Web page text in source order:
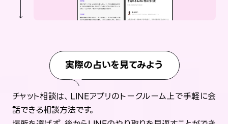
実際の占いを見てみよう
チャット相談は、LINEアプリのトークルーム上で手軽に会
話できる相談方法です。